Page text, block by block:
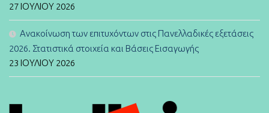
27 ΙΟΥΛΊΟΥ 2026
Ανακοίνωση των επιτυχόντων στις Πανελλαδικές εξετάσεις
2026. Στατιστικά στοιχεία και Βάσεις Εισαγωγής
23 ΙΟΥΛΊΟΥ 2026